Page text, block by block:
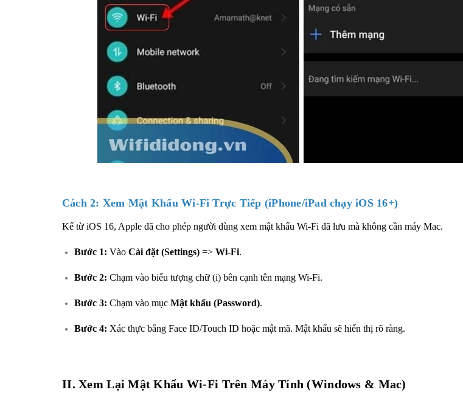
Cách 2: Xem Mật Khẩu Wi-Fi Trực Tiếp (iPhone/iPad chạy iOS 16+)
Kể từ iOS 16, Apple đã cho phép người dùng xem mật khẩu Wi-Fi đã lưu mà không cần máy Mac.
Bước 1: Vào Cài đặt (Settings) => Wi-Fi.
Bước 2: Chạm vào biểu tượng chữ (i) bên cạnh tên mạng Wi-Fi.
Bước 3: Chạm vào mục Mật khẩu (Password).
Bước 4: Xác thực bằng Face ID/Touch ID hoặc mật mã. Mật khẩu sẽ hiển thị rõ ràng.
II. Xem Lại Mật Khẩu Wi-Fi Trên Máy Tính (Windows & Mac)